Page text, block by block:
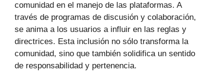
comunidad en el manejo de las plataformas. A
través de programas de discusión y colaboración,
se anima a los usuarios a influir en las reglas y
directrices. Esta inclusión no sólo transforma la
comunidad, sino que también solidifica un sentido
de responsabilidad y pertenencia.